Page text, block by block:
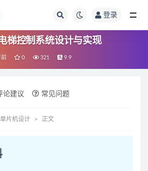
登录
梯控制系统设计与实现
前 0 321 9.9
论建议 常见问题
单片机设计 正文